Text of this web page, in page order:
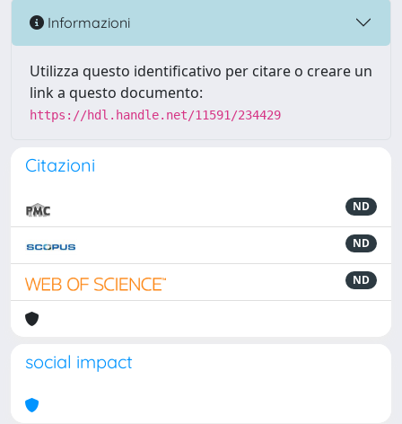
Informazioni
Utilizza questo identificativo per citare o creare un
link a questo documento:
https://hdl.handle.net/11591/234429
Citazioni
ND
ND
ND
social impact